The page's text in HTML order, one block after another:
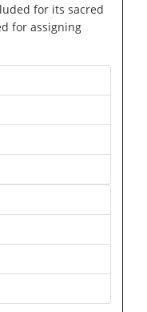
for its sacred
for assigning